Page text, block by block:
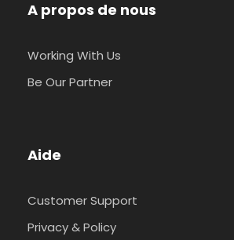
A propos de nous
Working With Us
Be Our Partner
Aide
Customer Support
Privacy & Policy